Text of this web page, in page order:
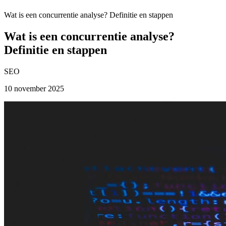
Wat is een concurrentie analyse? Definitie en stappen
Wat is een concurrentie analyse?
Definitie en stappen
SEO
10 november 2025